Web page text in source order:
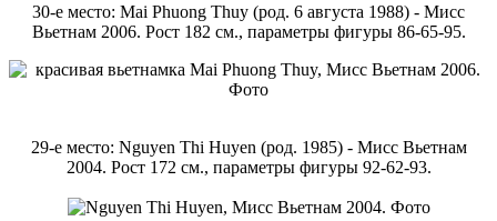
30-е место: Mai Phuong Thuy (род. 6 августа 1988) - Мисс
Вьетнам 2006. Рост 182 см., параметры фигуры 86-65-95.
29-е место: Nguyen Thi Huyen (род. 1985) - Мисс Вьетнам
2004. Рост 172 см., параметры фигуры 92-62-93.